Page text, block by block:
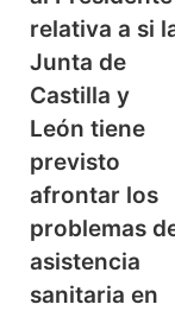
relativa a si
Junta de
Castilla y
León tiene
previsto
afrontar los
problemas
asistencia
sanitaria en